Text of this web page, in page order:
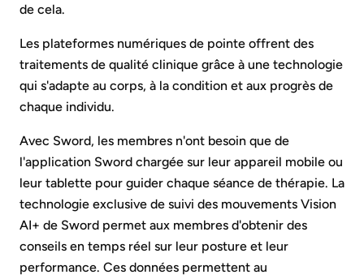
de cela.
Les plateformes numériques de pointe offrent des
traitements de qualité clinique grâce à une technologie
qui s'adapte au corps, à la condition et aux progrès de
chaque individu.
Avec Sword, les membres n'ont besoin que de
l'application Sword chargée sur leur appareil mobile ou
leur tablette pour guider chaque séance de thérapie. La
technologie exclusive de suivi des mouvements Vision
AI+ de Sword permet aux membres d'obtenir des
conseils en temps réel sur leur posture et leur
performance. Ces données permettent au